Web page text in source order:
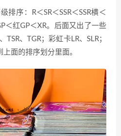
序：R＜SR＜SSR＜SSR横＜
＜红GP＜XR。后面又出了一些
、TGR；彩虹卡LR、SLR；
面的排序划分里面。